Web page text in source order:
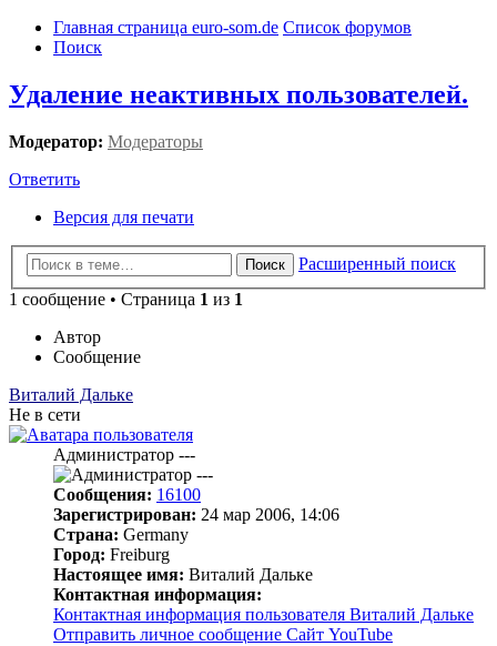
Главная страница euro-som.de Список форумов
Поиск
Удаление неактивных пользователей.
Модератор: Модераторы
Ответить
Версия для печати
Поиск
Расширенный поиск
1 сообщение • Страница 1 из 1
Автор
Сообщение
Виталий Дальке
Не в сети
Администратор ---
Сообщения: 16100
Зарегистрирован: 24 мар 2006, 14:06
Страна: Germany
Город: Freiburg
Настоящее имя: Виталий Дальке
Контактная информация:
Контактная информация пользователя Виталий Дальке
Отправить личное сообщение Сайт YouTube